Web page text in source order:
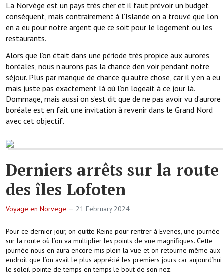
La Norvège est un pays très cher et il faut prévoir un budget
conséquent, mais contrairement à l’Islande on a trouvé que l’on
en a eu pour notre argent que ce soit pour le logement ou les
restaurants.
Alors que l’on était dans une période très propice aux aurores
boréales, nous n’aurons pas la chance d’en voir pendant notre
séjour. Plus par manque de chance qu’autre chose, car il y en a eu
mais juste pas exactement là où l’on logeait à ce jour là.
Dommage, mais aussi on s’est dit que de ne pas avoir vu d’aurore
boréale est en fait une invitation à revenir dans le Grand Nord
avec cet objectif.
Derniers arrêts sur la route
des îles Lofoten
Voyage en Norvege 21 February 2024
Pour ce dernier jour, on quitte Reine pour rentrer à Evenes, une journée
sur la route où l’on va multiplier les points de vue magnifiques. Cette
journée nous en aura encore mis plein la vue et on retourne même aux
endroit que l’on avait le plus apprécié les premiers jours car aujourd’hui
le soleil pointe de temps en temps le bout de son nez.